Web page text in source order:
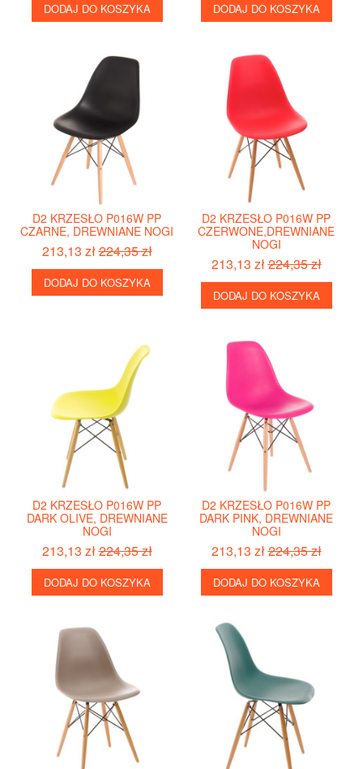
DODAJ DO KOSZYKA DODAJ DO KOSZYKA
D2 KRZESŁO P016W PP
CZARNE, DREWNIANE NOGI
213,13 zł224,35 zł
DODAJ DO KOSZYKA
D2 KRZESŁO P016W PP
CZERWONE,DREWNIANE
NOGI
213,13 zł224,35 zł
DODAJ DO KOSZYKA
D2 KRZESŁO P016W PP
DARK OLIVE, DREWNIANE
NOGI
213,13 zł224,35 zł
DODAJ DO KOSZYKA
D2 KRZESŁO P016W PP
DARK PINK, DREWNIANE
NOGI
213,13 zł224,35 zł
DODAJ DO KOSZYKA